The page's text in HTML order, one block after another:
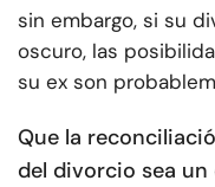
sin embargo, si su
oscuro, las
su ex son
Que la
del divorcio sea